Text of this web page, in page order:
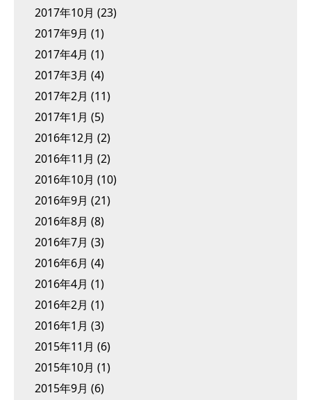
2017年10月 (23)
2017年9月 (1)
2017年4月 (1)
2017年3月 (4)
2017年2月 (11)
2017年1月 (5)
2016年12月 (2)
2016年11月 (2)
2016年10月 (10)
2016年9月 (21)
2016年8月 (8)
2016年7月 (3)
2016年6月 (4)
2016年4月 (1)
2016年2月 (1)
2016年1月 (3)
2015年11月 (6)
2015年10月 (1)
2015年9月 (6)